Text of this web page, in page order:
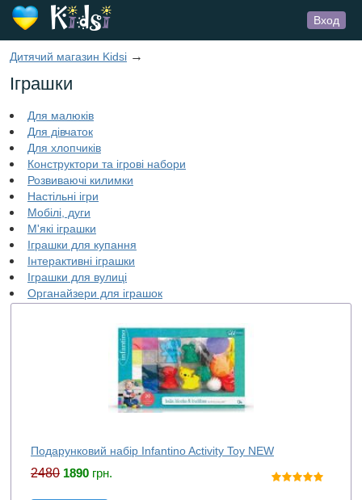
Вход
Дитячий магазин Kidsi →
Іграшки
Для малюків
Для дівчаток
Для хлопчиків
Конструктори та ігрові набори
Розвиваючі килимки
Настільні ігри
Мобілі, дуги
М'які іграшки
Іграшки для купання
Інтерактивні іграшки
Іграшки для вулиці
Органайзери для іграшок
Подарунковий набір Infantino Activity Toy NEW
2480 1890 грн.